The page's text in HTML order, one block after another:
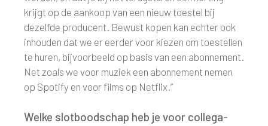
krijgt op de aankoop van een nieuw toestel bij
dezelfde producent. Bewust kopen kan echter ook
inhouden dat we er eerder voor kiezen om toestellen
te huren, bijvoorbeeld op basis van een abonnement.
Net zoals we voor muziek een abonnement nemen
op Spotify en voor films op Netflix.”
Welke slotboodschap heb je voor collega-